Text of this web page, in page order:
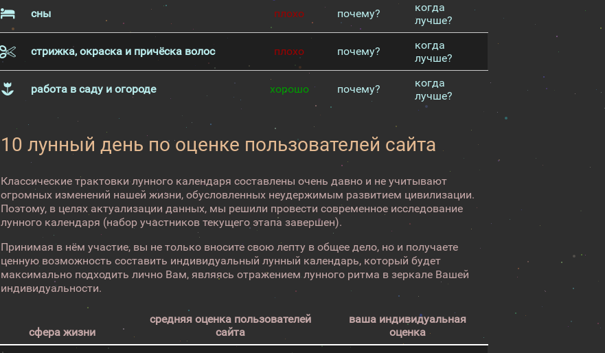
сны плохо почему?
когда
лучше?
стрижка, окраска и причёска волос плохо почему?
когда
лучше?
работа в саду и огороде хорошо почему?
когда
лучше?
10 лунный день по оценке пользователей сайта
Классические трактовки лунного календаря составлены очень давно и не учитывают
огромных изменений нашей жизни, обусловленных неудержимым развитием цивилизации.
Поэтому, в целях актуализации данных, мы решили провести современное исследование
лунного календаря (набор участников текущего этапа завершен).
Принимая в нём участие, вы не только вносите свою лепту в общее дело, но и получаете
ценную возможность составить индивидуальный лунный календарь, который будет
максимально подходить лично Вам, являясь отражением лунного ритма в зеркале Вашей
индивидуальности.
сфера жизни
средняя оценка пользователей
сайта
ваша индивидуальная
оценка